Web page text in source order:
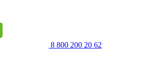
8 800 200 20 62